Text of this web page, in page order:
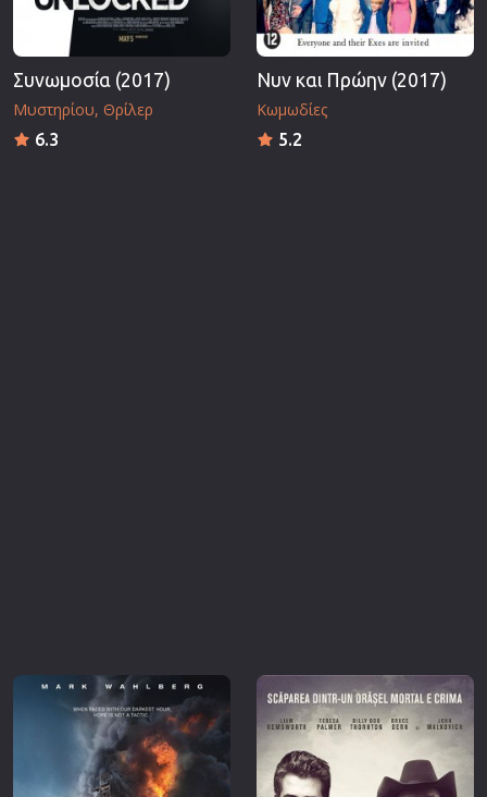
Συνωμοσία (2017)
Μυστηρίου Θρίλερ
6.3
Νυν και Πρώην (2017)
Κωμωδίες
5.2